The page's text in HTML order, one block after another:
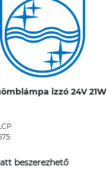
izzó 24V 21W
beszerezhető